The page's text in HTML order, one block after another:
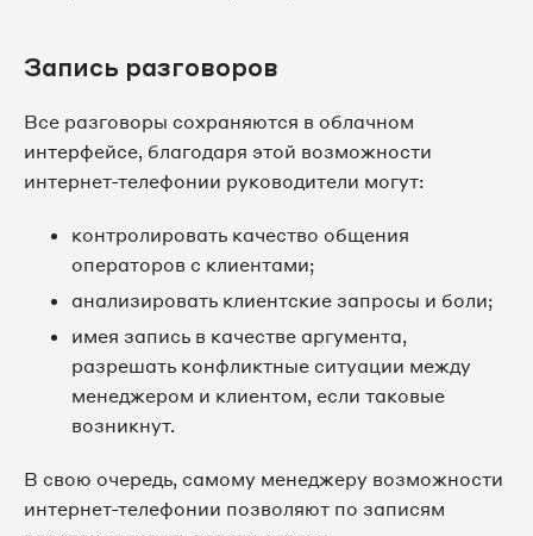
Запись разговоров
Все разговоры сохраняются в облачном
интерфейсе, благодаря этой возможности
интернет-телефонии руководители могут:
контролировать качество общения
операторов с клиентами;
анализировать клиентские запросы и боли;
имея запись в качестве аргумента,
разрешать конфликтные ситуации между
менеджером и клиентом, если таковые
возникнут.
В свою очередь, самому менеджеру возможности
интернет-телефонии позволяют по записям